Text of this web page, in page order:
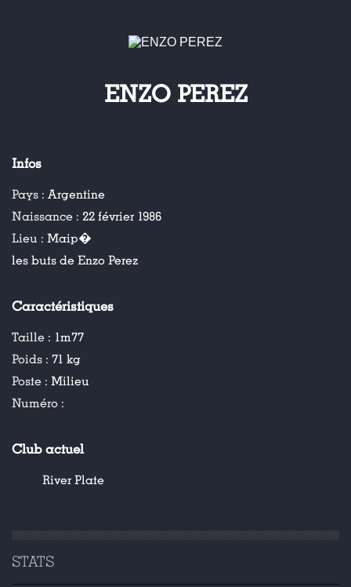
ENZO PEREZ
Infos
Pays : Argentine
Naissance : 22 février 1986
Lieu : Maip�
les buts de Enzo Perez
Caractéristiques
Taille : 1m77
Poids : 71 kg
Poste : Milieu
Numéro :
Club actuel
River Plate
STATS